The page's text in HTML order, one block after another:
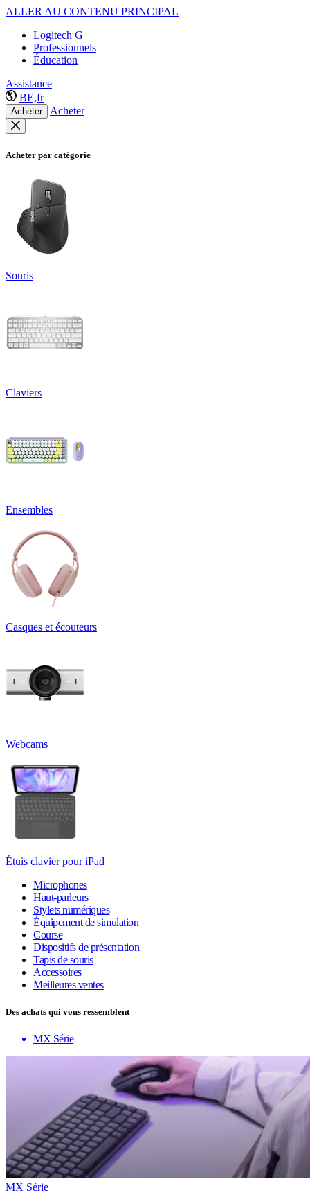
ALLER AU CONTENU PRINCIPAL
Logitech G
Professionnels
Éducation
Assistance
BE,fr
Acheter Acheter
Acheter par catégorie
Souris
Claviers
Ensembles
Casques et écouteurs
Webcams
Étuis clavier pour iPad
Microphones
Haut-parleurs
Stylets numériques
Équipement de simulation
Course
Dispositifs de présentation
Tapis de souris
Accessoires
Meilleures ventes
Des achats qui vous ressemblent
MX Série
MX Série